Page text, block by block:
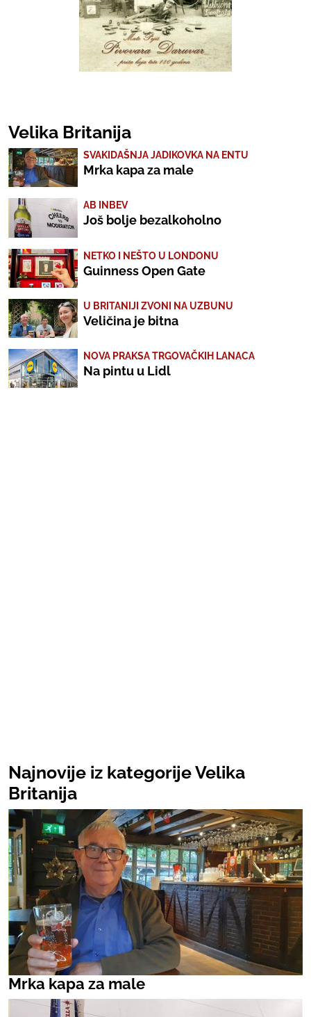
Velika Britanija
SVAKIDAŠNJA JADIKOVKA NA ENTU
Mrka kapa za male
AB INBEV
Još bolje bezalkoholno
NETKO I NEŠTO U LONDONU
Guinness Open Gate
U BRITANIJI ZVONI NA UZBUNU
Veličina je bitna
NOVA PRAKSA TRGOVAČKIH LANACA
Na pintu u Lidl
Najnovije iz kategorije Velika
Britanija
Mrka kapa za male